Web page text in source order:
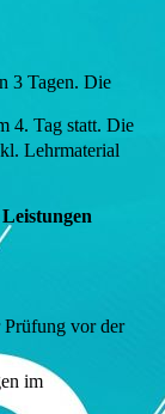
3 Tagen. Die
4. Tag statt. Die
Lehrmaterial
Prüfung vor der
im